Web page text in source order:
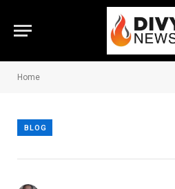
Home
BLOG